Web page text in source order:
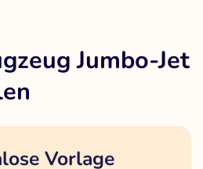
Jumbo-Jet
Vorlage